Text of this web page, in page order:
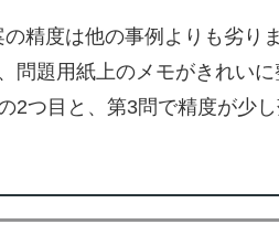
精度は他の事例よりも劣り
問題用紙上のメモがきれい
2つ目と、第3問で精度が少し